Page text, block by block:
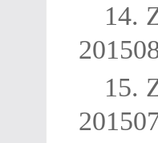
14.
15.